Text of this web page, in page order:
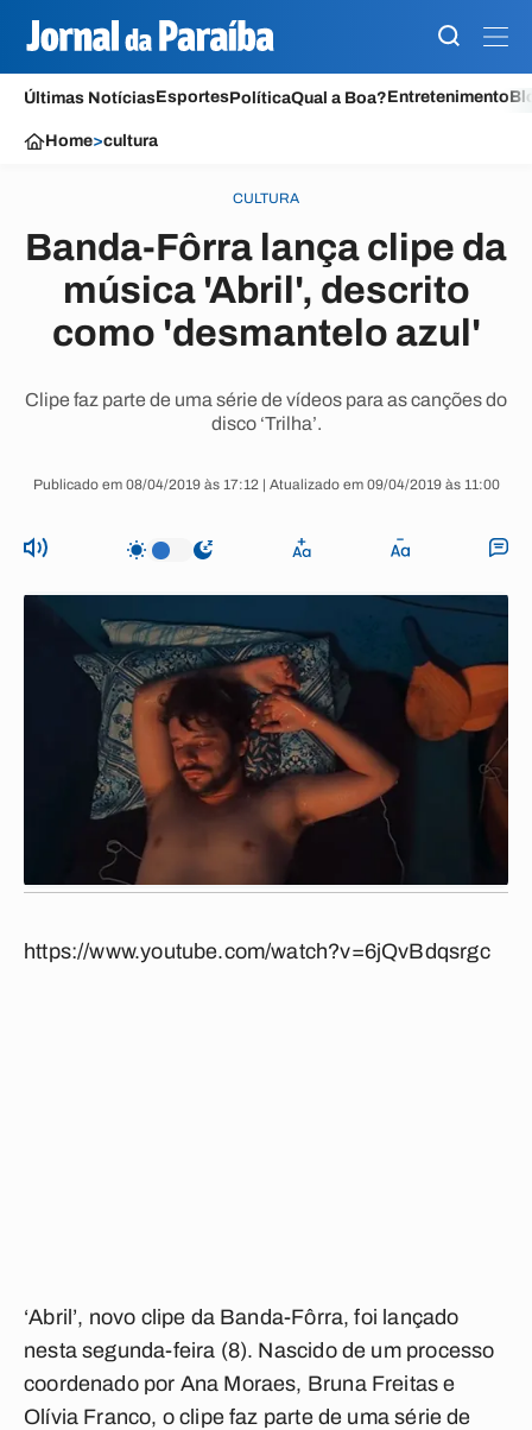
Últimas NotíciasEsportesPolíticaQual a Boa?Entretenimento
Home>cultura
CULTURA
Banda-Fôrra lança clipe da
música 'Abril', descrito
como 'desmantelo azul'
Clipe faz parte de uma série de vídeos para as canções do
disco ‘Trilha’.
Publicado em 08/04/2019 às 17:12 | Atualizado em 09/04/2019 às 11:00
https://www.youtube.com/watch?v=6jQvBdqsrgc
‘Abril’, novo clipe da Banda-Fôrra, foi lançado
nesta segunda-feira (8). Nascido de um processo
coordenado por Ana Moraes, Bruna Freitas e
Olívia Franco, o clipe faz parte de uma série de